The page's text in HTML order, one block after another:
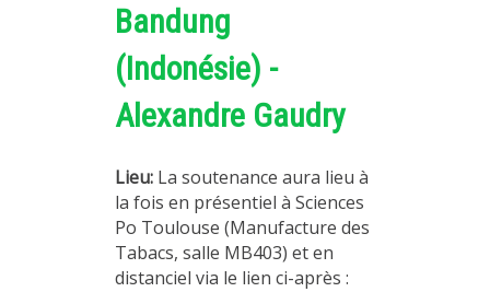
Bandung
(Indonésie) -
Alexandre Gaudry
Lieu: La soutenance aura lieu à
la fois en présentiel à Sciences
Po Toulouse (Manufacture des
Tabacs, salle MB403) et en
distanciel via le lien ci-après :